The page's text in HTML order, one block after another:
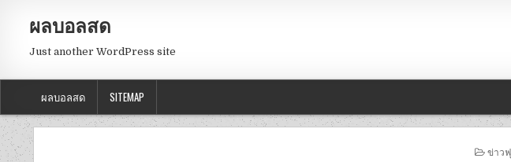
ผลบอลสด
Just another WordPress site
ผลบอลสด SITEMAP
ข่าว